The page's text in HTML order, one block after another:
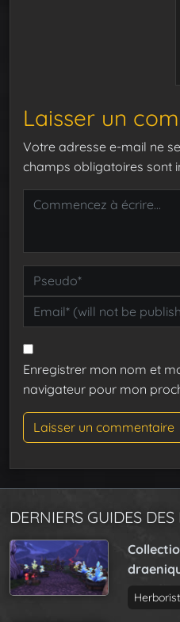
Laisser un
Votre adresse e-mail ne
champs obligatoires sont
Enregistrer mon nom et
navigateur pour mon
DERNIERS GUIDES